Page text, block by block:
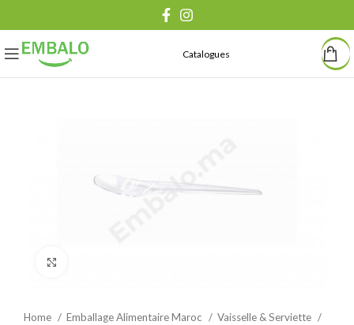
Catalogues
Home Emballage Alimentaire Maroc
Vaisselle & Serviette